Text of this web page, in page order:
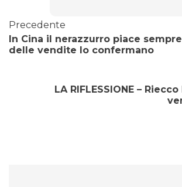
Precedente
In Cina il nerazzurro piace
delle vendite lo confermano
LA RIFLESSIONE –